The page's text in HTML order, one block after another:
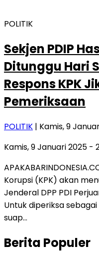
POLITIK
Sekjen PDIP
Ditunggu Hari
Respons KPK
Pemeriksaan
POLITIK | Kamis, 9
Kamis, 9 Januari 2025 -
Korupsi (KPK) akan
Jenderal DPP PDI
Untuk diperiksa
suap…
Berita Populer